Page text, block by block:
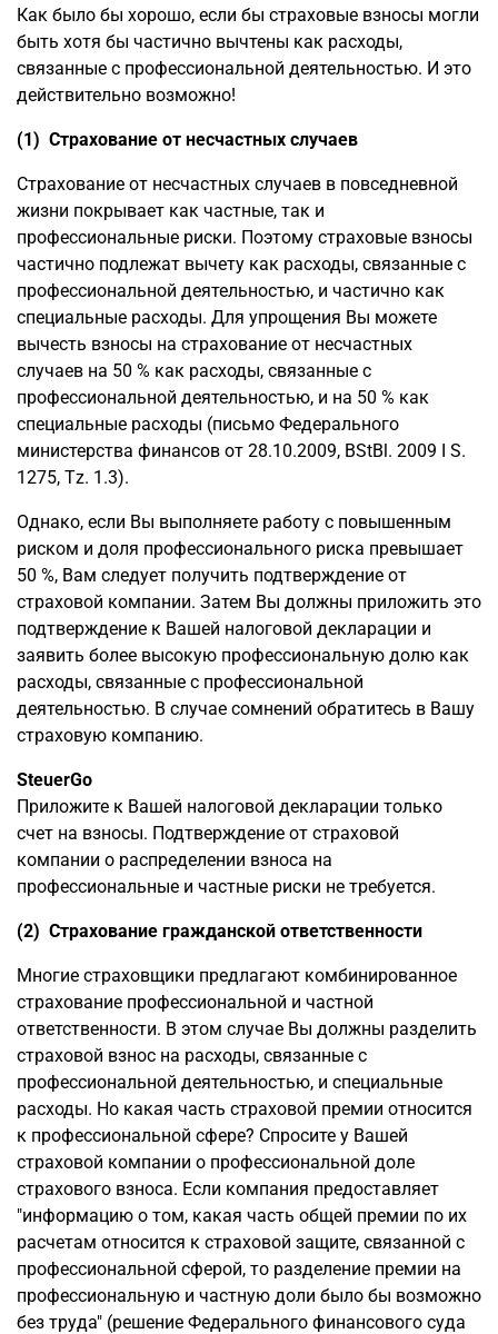
Как было бы хорошо, если бы страховые взносы могли
быть хотя бы частично вычтены как расходы,
связанные с профессиональной деятельностью. И это
действительно возможно!
(1) Страхование от несчастных случаев
Страхование от несчастных случаев в повседневной
жизни покрывает как частные, так и
профессиональные риски. Поэтому страховые взносы
частично подлежат вычету как расходы, связанные с
профессиональной деятельностью, и частично как
специальные расходы. Для упрощения Вы можете
вычесть взносы на страхование от несчастных
случаев на 50 % как расходы, связанные с
профессиональной деятельностью, и на 50 % как
специальные расходы (письмо Федерального
министерства финансов от 28.10.2009, BStBl. 2009 I S.
1275, Tz. 1.3).
Однако, если Вы выполняете работу с повышенным
риском и доля профессионального риска превышает
50 %, Вам следует получить подтверждение от
страховой компании. Затем Вы должны приложить это
подтверждение к Вашей налоговой декларации и
заявить более высокую профессиональную долю как
расходы, связанные с профессиональной
деятельностью. В случае сомнений обратитесь в Вашу
страховую компанию.
SteuerGo
Приложите к Вашей налоговой декларации только
счет на взносы. Подтверждение от страховой
компании о распределении взноса на
профессиональные и частные риски не требуется.
(2) Страхование гражданской ответственности
Многие страховщики предлагают комбинированное
страхование профессиональной и частной
ответственности. В этом случае Вы должны разделить
страховой взнос на расходы, связанные с
профессиональной деятельностью, и специальные
расходы. Но какая часть страховой премии относится
к профессиональной сфере? Спросите у Вашей
страховой компании о профессиональной доле
страхового взноса. Если компания предоставляет
"информацию о том, какая часть общей премии по их
расчетам относится к страховой защите, связанной с
профессиональной сферой, то разделение премии на
профессиональную и частную доли было бы возможно
без труда" (решение Федерального финансового суда